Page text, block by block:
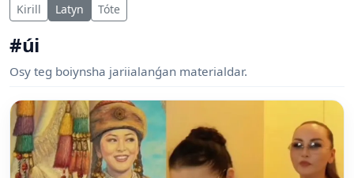
Kirill Latyn Tóte
#úi
Osy teg boiynsha jariialanǵan materialdar.